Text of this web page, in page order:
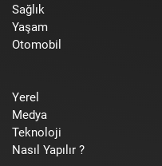
Sağlık
Yaşam
Otomobil
Yerel
Medya
Teknoloji
Nasıl Yapılır ?